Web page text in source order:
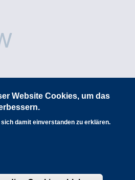
Website Cookies, um das
damit einverstanden zu erklären.